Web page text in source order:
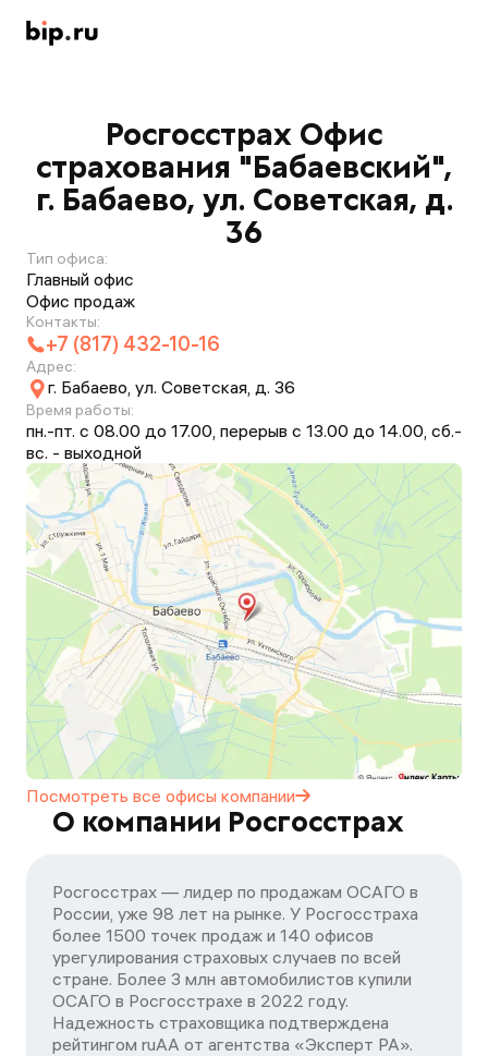
Росгосстрах Офис
страхования "Бабаевский",
г. Бабаево, ул. Советская, д.
36
Тип офиса:
Главный офис
Офис продаж
Контакты:
+7 (817) 432-10-16
Адрес:
г. Бабаево, ул. Советская, д. 36
Время работы:
пн.-пт. с 08.00 до 17.00, перерыв с 13.00 до 14.00, сб.-
вс. - выходной
Посмотреть все офисы компании
О компании Росгосстрах
Росгосстрах — лидер по продажам ОСАГО в
России, уже 98 лет на рынке. У Росгосстраха
более 1500 точек продаж и 140 офисов
урегулирования страховых случаев по всей
стране. Более 3 млн автомобилистов купили
ОСАГО в Росгосстрахе в 2022 году.
Надежность страховщика подтверждена
рейтингом ruАА от агентства «Эксперт РА».